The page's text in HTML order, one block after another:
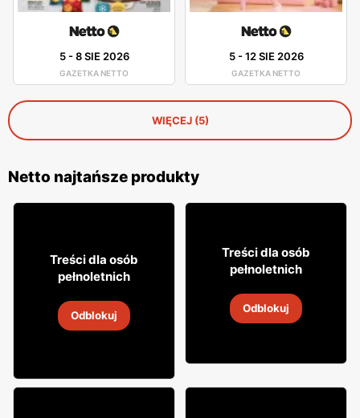
5-8 SIE 2026
GAZETKA NETTO
5-12 SIE 2026
GAZETKA NETTO
WIĘCEJ (5)
Netto najtańsze produkty
2499
Wino wytrawne Sauvignon
14 sie 2026
Treści dla osób
pełnoletnich
Odblokuj
6199
14 sie 2026
Treści dla osób
pełnoletnich
Odblokuj